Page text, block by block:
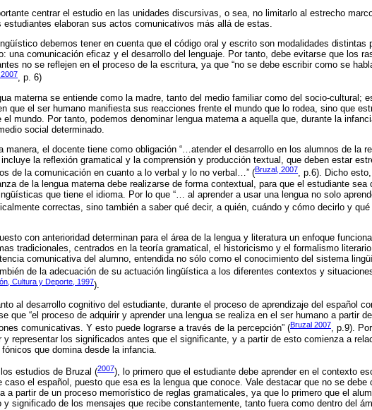
centrar el estudio en las unidades discursivas, o sea, no limitarlo al estrecho
estudiantes elaboran sus actos comunicativos más allá de estas.
debemos tener en cuenta que el código oral y escrito son modalidades distintas
una comunicación eficaz y el desarrollo del lenguaje. Por tanto, debe evitarse que los
no se reflejen en el proceso de la escritura, ya que “no se debe escribir como se
, p. 6)
materna se entiende como la madre, tanto del medio familiar como del socio-cultural;
que el ser humano manifiesta sus reacciones frente el mundo que lo rodea, sino que
el mundo. Por tanto, podemos denominar lengua materna a aquella que, durante la
social determinado.
manera, el docente tiene como obligación “…atender el desarrollo en los alumnos de la
incluye la reflexión gramatical y la comprensión y producción textual, que deben estar
de la comunicación en cuanto a lo verbal y lo no verbal…” (Bruzal, 2007, p.6). Dicho
de la lengua materna debe realizarse de forma contextual, para que el estudiante
que tiene el idioma. Por lo que “… al aprender a usar una lengua no solo
correctas, sino también a saber qué decir, a quién, cuándo y cómo decirlo y qué
con anterioridad determinan para el área de la lengua y literatura un enfoque
tradicionales, centrados en la teoría gramatical, el historicismo y el formalismo
comunicativa del alumno, entendida no sólo como el conocimiento del sistema
de la adecuación de su actuación lingüística a los diferentes contextos y
Cultura y Deporte, 1997).
al desarrollo cognitivo del estudiante, durante el proceso de aprendizaje del español
que “el proceso de adquirir y aprender una lengua se realiza en el ser humano a partir
comunicativas. Y esto puede lograrse a través de la percepción” (Bruzal 2007, p.9).
y representar los significados antes que el significante, y a partir de esto comienza a
que domina desde la infancia.
estudios de Bruzal (2007), lo primero que el estudiante debe aprender en el contexto
caso el español, puesto que esa es la lengua que conoce. Vale destacar que no se debe
a partir de un proceso memorístico de reglas gramaticales, ya que lo primero que el
y significado de los mensajes que recibe constantemente, tanto fuera como dentro del